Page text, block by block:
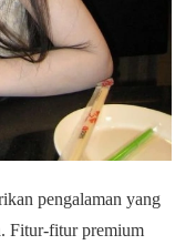
pengalaman yang
Fitur-fitur premium